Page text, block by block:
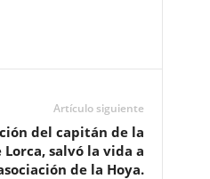
Artículo siguiente
del capitán de la
salvó la vida a
de la Hoya.